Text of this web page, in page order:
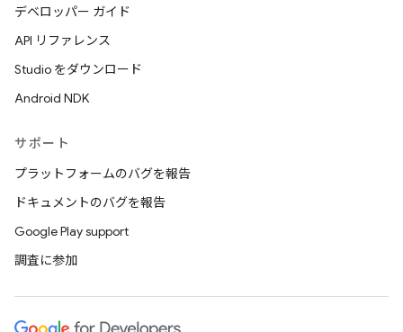
デベロッパー ガイド
API リファレンス
Studio をダウンロード
Android NDK
サポート
プラットフォームのバグを報告
ドキュメントのバグを報告
Google Play support
調査に参加